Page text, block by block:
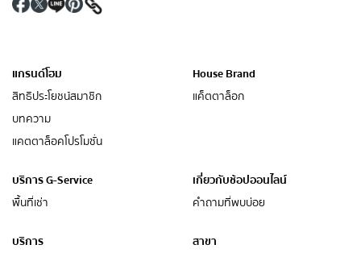
แกรนด์โฮม
สิทธิประโยชน์สมาชิก
บทความ
แคตตาล็อคโปรโมชั่น
House Brand
แค็ตตาล็อก
บริการ G-Service
พื้นที่เช่า
เกี่ยวกับช้อปออนไลน์
คำถามที่พบบ่อย
บริการ
สาขา